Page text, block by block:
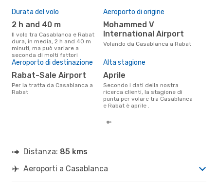
Durata del volo
2 h and 40 m
Il volo tra Casablanca e Rabat
dura, in media, 2 h and 40 m
minuti, ma può variare a
seconda di molti fattori
Aeroporto di origine
Mohammed V
International Airport
Volando da Casablanca a Rabat
Aeroporto di destinazione
Rabat-Sale Airport
Per la tratta da Casablanca a
Rabat
Alta stagione
aprile
Secondo i dati della nostra
ricerca clienti, la stagione di
punta per volare tra Casablanca
e Rabat è aprile .
Distanza: 85 kms
Aeroporti a Casablanca